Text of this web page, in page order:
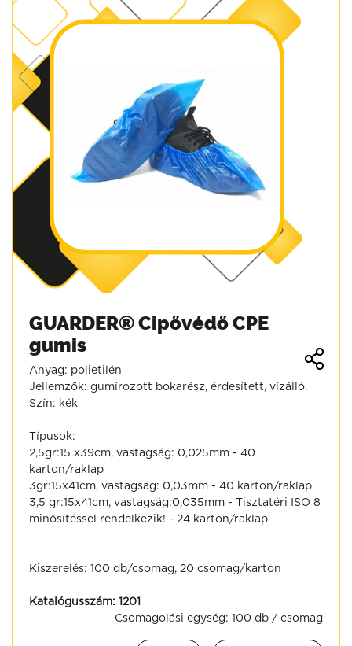
GUARDER® Cipővédő CPE
gumis
Anyag: polietilén
Jellemzők: gumírozott bokarész, érdesített, vízálló.
Szín: kék
Típusok:
2,5gr:15 x39cm, vastagság: 0,025mm - 40
karton/raklap
3gr:15x41cm, vastagság: 0,03mm - 40 karton/raklap
3,5 gr:15x41cm, vastagság:0,035mm - Tisztatéri ISO 8
minősítéssel rendelkezik! - 24 karton/raklap
Kiszerelés: 100 db/csomag, 20 csomag/karton
Katalógusszám: 1201
Csomagolási egység: 100 db / csomag